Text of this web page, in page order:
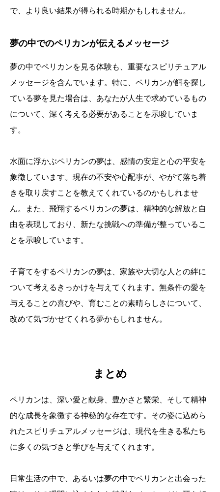
で、より良い結果が得られる時期かもしれません。
夢の中でのペリカンが伝えるメッセージ
夢の中でペリカンを見る体験も、重要なスピリチュアル
メッセージを含んでいます。特に、ペリカンが餌を探し
ている夢を見た場合は、あなたが人生で求めているもの
について、深く考える必要があることを示唆していま
す。
水面に浮かぶペリカンの夢は、感情の安定と心の平安を
象徴しています。現在の不安や心配事が、やがて落ち着
きを取り戻すことを教えてくれているのかもしれませ
ん。また、飛翔するペリカンの夢は、精神的な解放と自
由を表現しており、新たな挑戦への準備が整っているこ
とを示唆しています。
子育てをするペリカンの夢は、家族や大切な人との絆に
ついて考えるきっかけを与えてくれます。無条件の愛を
与えることの喜びや、育むことの素晴らしさについて、
改めて気づかせてくれる夢かもしれません。
まとめ
ペリカンは、深い愛と献身、豊かさと繁栄、そして精神
的な成長を象徴する神秘的な存在です。その姿に込めら
れたスピリチュアルメッセージは、現代を生きる私たち
に多くの気づきと学びを与えてくれます。
日常生活の中で、あるいは夢の中でペリカンと出会った